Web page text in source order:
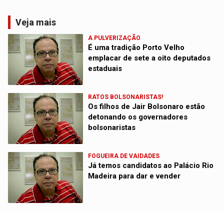
Veja mais
A PULVERIZAÇÃO
É uma tradição Porto Velho
emplacar de sete a oito deputados
estaduais
RATOS BOLSONARISTAS!
Os filhos de Jair Bolsonaro estão
detonando os governadores
bolsonaristas
FOGUEIRA DE VAIDADES
Já temos candidatos ao Palácio Rio
Madeira para dar e vender